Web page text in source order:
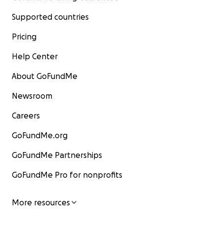
Supported countries
Pricing
Help Center
About GoFundMe
Newsroom
Careers
GoFundMe.org
GoFundMe Partnerships
GoFundMe Pro for nonprofits
More resources